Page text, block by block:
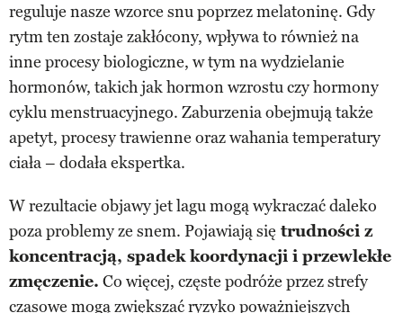
reguluje nasze wzorce snu poprzez melatoninę. Gdy
rytm ten zostaje zakłócony, wpływa to również na
inne procesy biologiczne, w tym na wydzielanie
hormonów, takich jak hormon wzrostu czy hormony
cyklu menstruacyjnego. Zaburzenia obejmują także
apetyt, procesy trawienne oraz wahania temperatury
ciała – dodała ekspertka.
W rezultacie objawy jet lagu mogą wykraczać daleko
poza problemy ze snem. Pojawiają się trudności z
koncentracją, spadek koordynacji i przewlekłe
zmęczenie. Co więcej, częste podróże przez strefy
czasowe mogą zwiększać ryzyko poważniejszych